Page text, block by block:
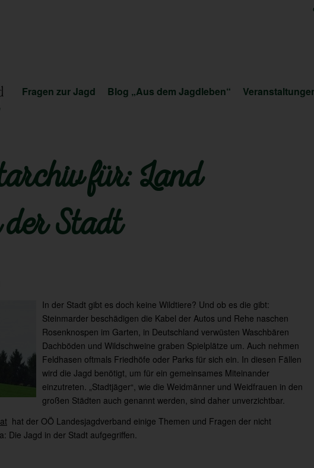
Fragen zur Jagd Blog „Aus dem Jagdleben“
für: Land
Stadt
In der Stadt gibt es doch keine Wildtiere? Und ob es die gibt:
Steinmarder beschädigen die Kabel der Autos und Rehe naschen
Rosenknospen im Garten, in Deutschland verwüsten Waschbären
Dachböden und Wildschweine graben Spielplätze um. Auch nehmen
Feldhasen oftmals Friedhöfe oder Parks für sich ein. In diesen Fällen
wird die Jagd benötigt, um für ein gemeinsames Miteinander
einzutreten. „Stadtjäger“, wie die Weidmänner und Weidfrauen in den
großen Städten auch genannt werden, sind daher unverzichtbar.
hat der OÖ Landesjagdverband einige Themen und Fragen der nicht
Die Jagd in der Stadt aufgegriffen.